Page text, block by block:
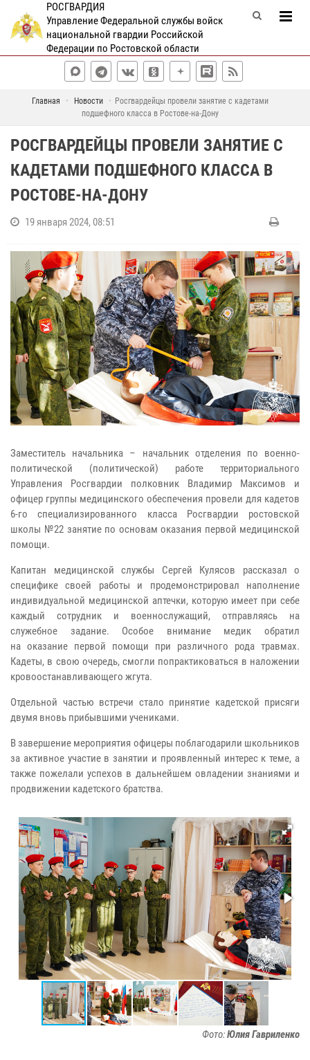
РОСГВАРДИЯ
Управление Федеральной службы войск
национальной гвардии Российской
Федерации по Ростовской области
Главная Новости
Росгвардейцы провели занятие с кадетами
подшефного класса в Ростове-на-Дону
РОСГВАРДЕЙЦЫ ПРОВЕЛИ ЗАНЯТИЕ С
КАДЕТАМИ ПОДШЕФНОГО КЛАССА В
РОСТОВЕ-НА-ДОНУ
19 января 2024, 08:51
Заместитель начальника – начальник отделения по военно-
политической (политической) работе территориального
Управления Росгвардии полковник Владимир Максимов и
офицер группы медицинского обеспечения провели для кадетов
6-го специализированного класса Росгвардии ростовской
школы №22 занятие по основам оказания первой медицинской
помощи.
Капитан медицинской службы Сергей Кулясов рассказал о
специфике своей работы и продемонстрировал наполнение
индивидуальной медицинской аптечки, которую имеет при себе
каждый сотрудник и военнослужащий, отправляясь на
служебное задание. Особое внимание медик обратил
на оказание первой помощи при различного рода травмах.
Кадеты, в свою очередь, смогли попрактиковаться в наложении
кровоостанавливающего жгута.
Отдельной частью встречи стало принятие кадетской присяги
двумя вновь прибывшими учениками.
В завершение мероприятия офицеры поблагодарили школьников
за активное участие в занятии и проявленный интерес к теме, а
также пожелали успехов в дальнейшем овладении знаниями и
продвижении кадетского братства.
Фото:Юлия Гавриленко